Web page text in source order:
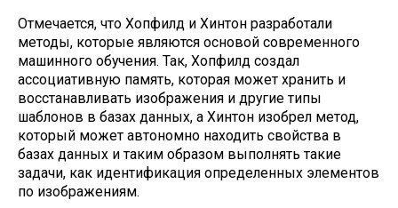
Отмечается, что Хопфилд и Хинтон разработали
методы, которые являются основой современного
машинного обучения. Так, Хопфилд создал
ассоциативную память, которая может хранить и
восстанавливать изображения и другие типы
шаблонов в базах данных, а Хинтон изобрел метод,
который может автономно находить свойства в
базах данных и таким образом выполнять такие
задачи, как идентификация определенных элементов
по изображениям.